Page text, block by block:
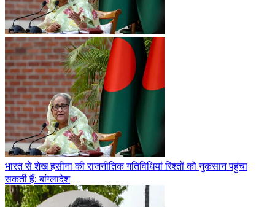
भारत से शेख हसीना की राजनीतिक गतिविधियां रिश्तों को नुकसान पहुंचा
सकती हैं: बांग्लादेश